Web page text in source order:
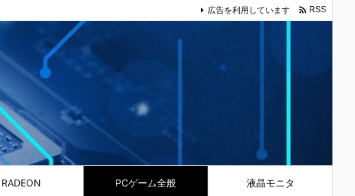
RADEON PCゲーム全般 液晶モニタ
広告を利用しています  RSS